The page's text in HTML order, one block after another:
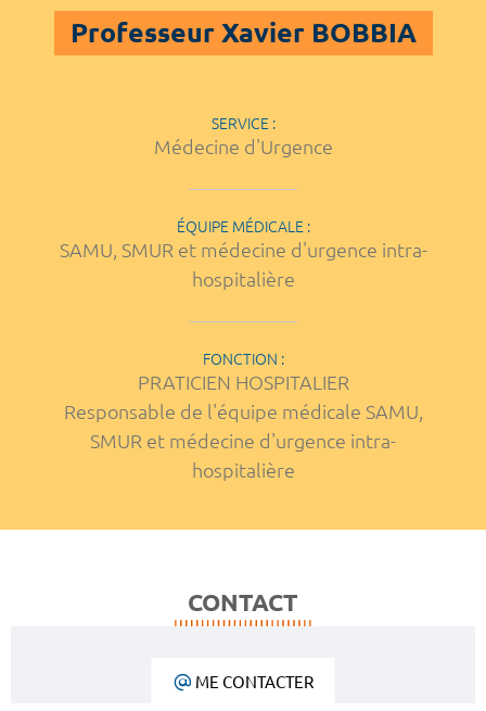
Professeur Xavier BOBBIA
SERVICE :
Médecine d'Urgence
ÉQUIPE MÉDICALE :
SAMU, SMUR et médecine d'urgence intra-
hospitalière
FONCTION :
PRATICIEN HOSPITALIER
Responsable de l'équipe médicale SAMU,
SMUR et médecine d'urgence intra-
hospitalière
CONTACT
ME CONTACTER